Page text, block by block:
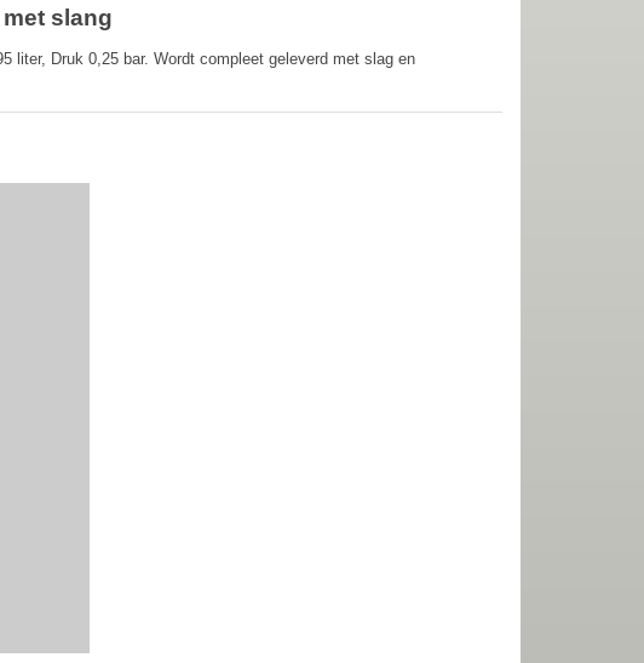
slang
liter, Druk 0,25 bar. Wordt compleet geleverd met slag en